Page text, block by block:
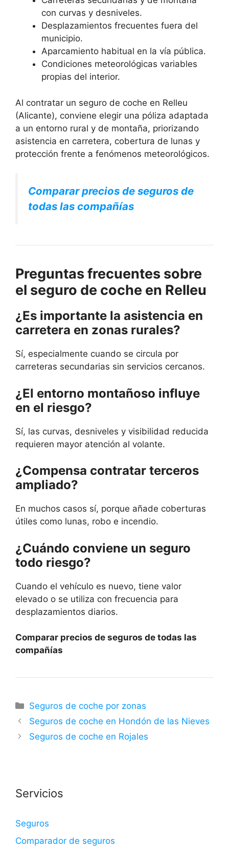
con curvas y desniveles.
Desplazamientos frecuentes fuera del
municipio.
Aparcamiento habitual en la vía pública.
Condiciones meteorológicas variables
propias del interior.
Al contratar un seguro de coche en Relleu
(Alicante), conviene elegir una póliza adaptada
a un entorno rural y de montaña, priorizando
asistencia en carretera, cobertura de lunas y
protección frente a fenómenos meteorológicos.
Comparar precios de seguros de
todas las compañías
Preguntas frecuentes sobre
el seguro de coche en Relleu
¿Es importante la asistencia en
carretera en zonas rurales?
Sí, especialmente cuando se circula por
carreteras secundarias sin servicios cercanos.
¿El entorno montañoso influye
en el riesgo?
Sí, las curvas, desniveles y visibilidad reducida
requieren mayor atención al volante.
¿Compensa contratar terceros
ampliado?
En muchos casos sí, porque añade coberturas
útiles como lunas, robo e incendio.
¿Cuándo conviene un seguro
todo riesgo?
Cuando el vehículo es nuevo, tiene valor
elevado o se utiliza con frecuencia para
desplazamientos diarios.
Comparar precios de seguros de todas las
compañías
Categorías
Seguros de coche por zonas
Seguros de coche en Hondón de las Nieves
Seguros de coche en Rojales
Servicios
Seguros
Comparador de seguros